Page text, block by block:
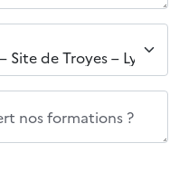
nos formations ?